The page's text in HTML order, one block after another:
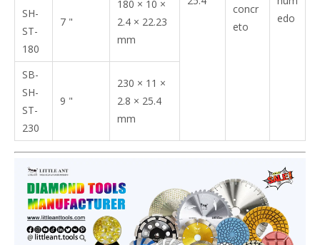
concr
eto
edo
SH-
ST-
180
7 "
180 × 10 ×
2.4 × 22.23
mm
SB-
SH-
ST-
230
9 "
230 × 11 ×
2.8 × 25.4
mm